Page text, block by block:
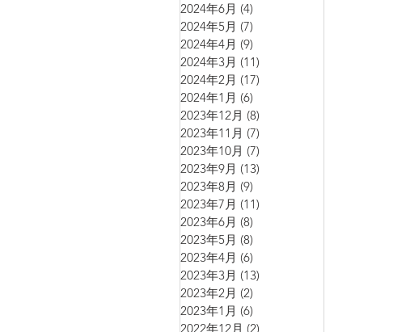
2024年6月 (4)
2024年5月 (7)
2024年4月 (9)
2024年3月 (11)
2024年2月 (17)
2024年1月 (6)
2023年12月 (8)
2023年11月 (7)
2023年10月 (7)
2023年9月 (13)
2023年8月 (9)
2023年7月 (11)
2023年6月 (8)
2023年5月 (8)
2023年4月 (6)
2023年3月 (13)
2023年2月 (2)
2023年1月 (6)
2022年12月 (2)